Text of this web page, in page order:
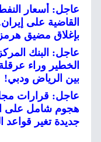
القاضية على
بإغلاق مضيق
عاجل: البنك
الخطير وراء
بين الرياض ودبي!
عاجل: قرارات
هجوم شامل على
جديدة تغير قواعد